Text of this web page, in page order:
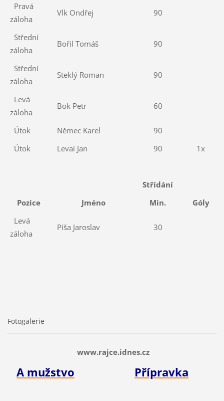
Pravá
záloha
Vlk Ondřej 90
Střední
záloha
Bořil Tomáš 90
Střední
záloha
Steklý Roman 90
Levá
záloha
Bok Petr 60
Útok Němec Karel
90
Útok
Levai Jan 90 1x
Střídání
Pozice
Jméno Min.
Góly
Levá
záloha
Píša Jaroslav 30
Fotogalerie
www.rajce.idnes.cz
A mužstvo Přípravka